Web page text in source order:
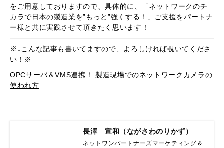
をご用意しておりますので、具体的に、「ネットワークのチ
カラで日本の製造業を”もっと”強くする！」ご支援をパートナ
ー様と共に実践させて頂きたく思います！
※↓こんな記事も書いてますので、よろしければ覗いてくださ
い！※
OPCサーバ＆VMS連携！ 製造現場でのネットワークカメラの
使われ方
長澤 宣和（ながさわのりかず）
ネットワンパートナーズマーケティング＆